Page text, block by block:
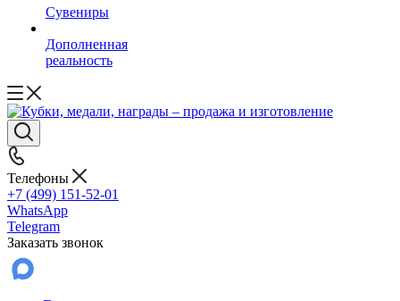
Сувениры
Дополненная
реальность
Телефоны
+7 (499) 151-52-01
WhatsApp
Telegram
Заказать звонок